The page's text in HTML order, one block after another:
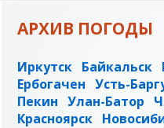
АРХИВ ПОГОДЫ
Иркутск Байкальск
Ербогачен Усть-
Пекин Улан-Батор
Красноярск